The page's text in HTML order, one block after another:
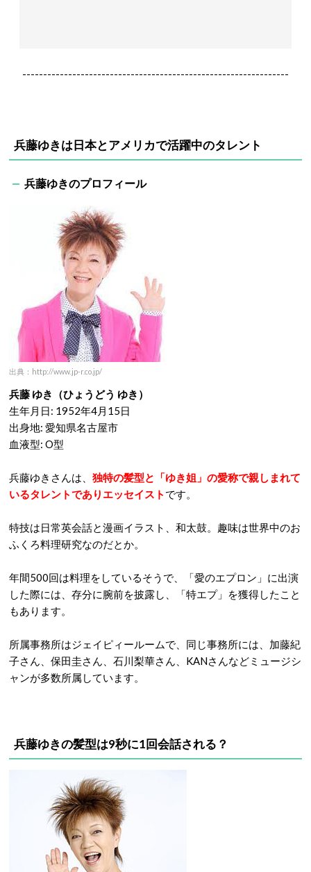
----------------------------------------------------------------
兵藤ゆきは日本とアメリカで活躍中のタレント
兵藤ゆきのプロフィール
出典：http://www.jp-r.co.jp/
兵藤 ゆき（ひょうどう ゆき）
生年月日: 1952年4月15日
出身地: 愛知県名古屋市
血液型: O型
兵藤ゆきさんは、 独特の髪型と「ゆき姐」の愛称で親しまれて
いるタレントでありエッセイスト です。
特技は日常英会話と漫画イラスト、和太鼓。趣味は世界中のお
ふくろ料理研究なのだとか。
年間500回は料理をしているそうで、「愛のエプロン」に出演
した際には、存分に腕前を披露し、「特エプ」を獲得したこと
もあります。
所属事務所はジェイピィールームで、同じ事務所には、加藤紀
子さん、保田圭さん、石川梨華さん、KANさんなどミュージシ
ャンが多数所属しています。
兵藤ゆきの髪型は9秒に1回会話される？